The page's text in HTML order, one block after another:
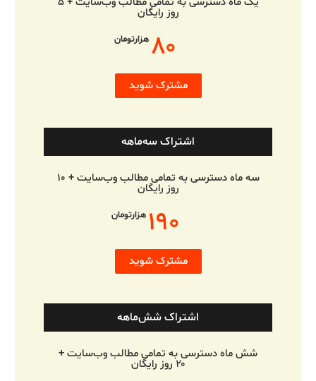
روز رایگان
۸۰ هزارتومان
مشترک شوید
اشتراک سه‌ماهه
سه ماه دسترسی به تمامی مطالب وب‌سایت + ۱۰
روز رایگان
۱۹۰ هزارتومان
مشترک شوید
اشتراک شش‌ماهه
شش ماه دسترسی به تمامی مطالب وب‌سایت +
۲۰ روز رایگان